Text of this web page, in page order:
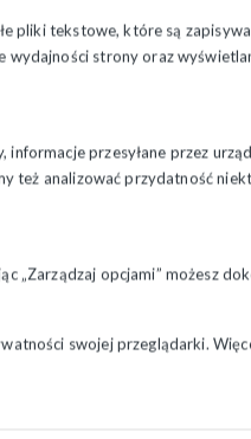
pliki tekstowe, które są
wydajności strony oraz
przesyłane przez
też analizować przydatność
„Zarządzaj opcjami” możesz
swojej przeglądarki.